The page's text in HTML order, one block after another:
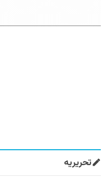
تحریریه